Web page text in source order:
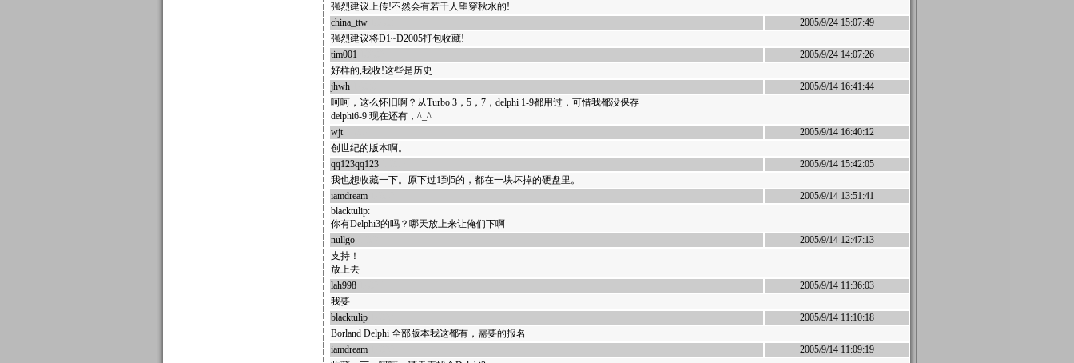
强烈建议上传!不然会有若干人望穿秋水的!
china_ttw
2005/9/24 15:07:49
强烈建议将D1~D2005打包收藏!
tim001
2005/9/24 14:07:26
好样的,我收!这些是历史
jhwh
2005/9/14 16:41:44
呵呵，这么怀旧啊？从Turbo 3，5，7，delphi 1-9都用过，可惜我都没保存
delphi6-9 现在还有，^_^
wjt
2005/9/14 16:40:12
创世纪的版本啊。
qq123qq123
2005/9/14 15:42:05
我也想收藏一下。原下过1到5的，都在一块坏掉的硬盘里。
iamdream
2005/9/14 13:51:41
blacktulip:
你有Delphi3的吗？哪天放上来让俺们下啊
nullgo
2005/9/14 12:47:13
支持！
放上去
lah998
2005/9/14 11:36:03
我要
blacktulip
2005/9/14 11:10:18
Borland Delphi 全部版本我这都有，需要的报名
iamdream
2005/9/14 11:09:19